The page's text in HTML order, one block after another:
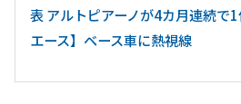
表 アルトピアーノが4カ月連続で
エース】ベース車に熱視線